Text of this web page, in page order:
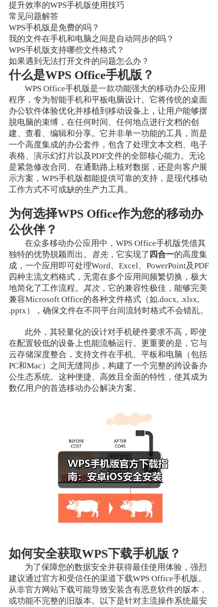
提升效率的WPS手机版使用技巧
常见问题解答
WPS手机版是免费的吗？
我的文件在手机和电脑之间是自动同步的吗？
WPS手机版支持哪些文件格式？
如果遇到无法打开文件的问题怎么办？
什么是WPS Office手机版？
WPS Office手机版是一款功能强大的移动办公应用
程序，专为智能手机和平板电脑设计。它将传统的桌面
办公软件体验优化并移植到移动设备上，让用户能够摆
脱电脑的束缚，在任何时间、任何地点进行文档的创
建、查看、编辑和分享。它并非单一功能的工具，而是
一个高度集成的办公套件，包含了处理文本文档、电子
表格、演示幻灯片以及PDF文件的全部核心能力。无论
是紧急修改合同、在通勤路上核对数据，还是向客户展
示方案，WPS手机版都能提供可靠的支持，是现代移动
工作方式不可或缺的生产力工具。
为何选择WPS Office作为您的移动办
公伙伴？
在众多移动办公应用中，WPS Office手机版凭借其
独特的优势脱颖而出。
首先，它实现了 四合一的高度集
成，一个应用即可处理Word、Excel、PowerPoint及PDF
四种主流文档格式，无需在多个应用间频繁切换，极大
地简化了工作流程。 其次，它的兼容性极佳，能够完美
兼容Microsoft Office的各种文件格式（如.docx, .xlsx,
.pptx），确保文件在不同平台间流转时格式不会错乱。
此外，其轻量化的设计对手机硬件要求不高，即使
在配置较低的设备上也能流畅运行。更重要的是，它与
云存储深度整合，支持文件在手机、平板和电脑（包括
PC和Mac）之间无缝同步，构建了一个完整的跨设备办
公生态系统。这种便捷、高效且全面的特性，使其成为
数亿用户的首选移动办公解决方案。
如何安全获取WPS下载手机版？
为了保障您的数据安全并获得最佳使用体验，强烈
建议通过官方和受信任的渠道下载WPS Office手机版。
从非官方网站下载可能导致安装含有恶意软件的版本，
或功能不完整的旧版本。以下是针对主流操作系统最安